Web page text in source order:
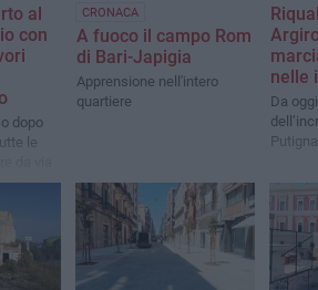
al
con
dopo
le
CRONACA
A fuoco il campo Rom
di Bari-Japigia
Apprensione nell'intero
quartiere
nelle
Da